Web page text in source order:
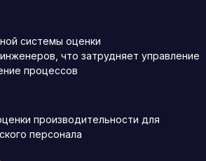
системы оценки
что затрудняет управление
процессов
производительности для
персонала